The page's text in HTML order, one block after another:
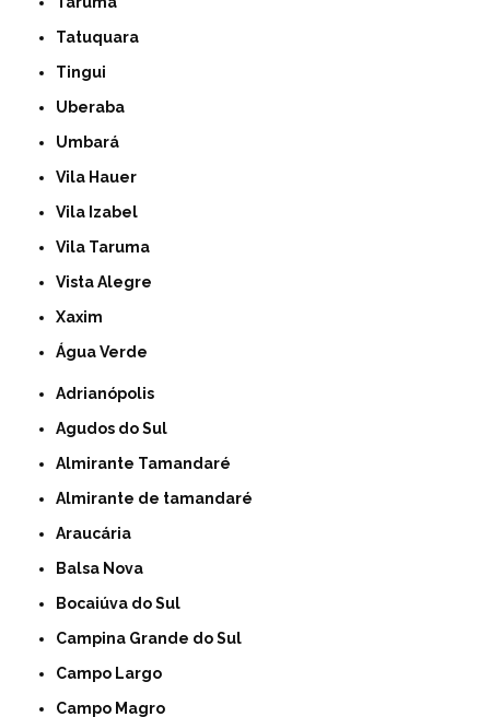
Tatuquara
Tingui
Uberaba
Umbará
Vila Hauer
Vila Izabel
Vila Taruma
Vista Alegre
Xaxim
Água Verde
Adrianópolis
Agudos do Sul
Almirante Tamandaré
Almirante de tamandaré
Araucária
Balsa Nova
Bocaiúva do Sul
Campina Grande do Sul
Campo Largo
Campo Magro